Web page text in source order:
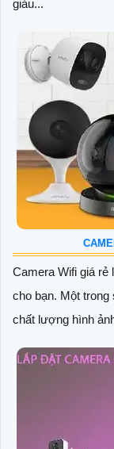
giàu...
Camera Wifi giá rẻ
cho bạn. Một trong
chất lượng hình